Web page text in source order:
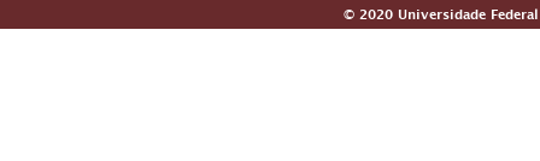
© 2020 Universidade